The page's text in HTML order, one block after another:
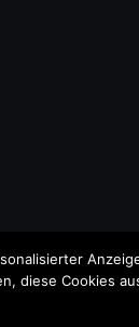
diese Cookies